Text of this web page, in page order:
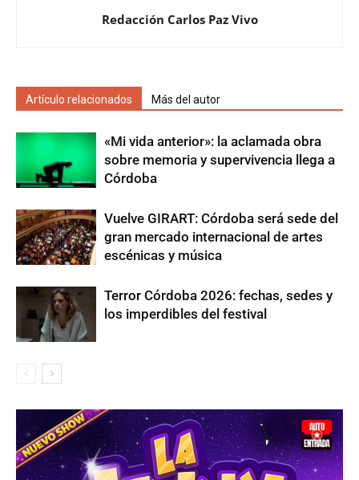
Redacción Carlos Paz Vivo
Artículo relacionados Más del autor
«Mi vida anterior»: la aclamada obra
sobre memoria y supervivencia llega a
Córdoba
Vuelve GIRART: Córdoba será sede del
gran mercado internacional de artes
escénicas y música
Terror Córdoba 2026: fechas, sedes y
los imperdibles del festival